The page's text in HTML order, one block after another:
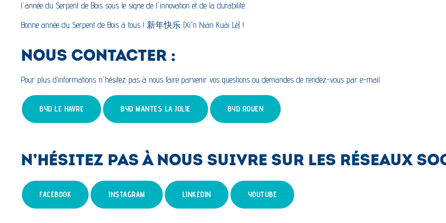
l'année du Serpent de Bois sous le signe de l'innovation et de la durabilité.
Bonne année du Serpent de Bois à tous ! 新年快乐 (Xīn Nián Kuài Lè) !
NOUS CONTACTER :
Pour plus d’informations n'hésitez pas à nous faire parvenir vos questions ou demandes de rendez-vous par e-mail.
BYD LE HAVRE BYD MANTES LA JOLIE BYD ROUEN
N’HÉSITEZ PAS À NOUS SUIVRE SUR LES RÉSEAUX
FACEBOOK INSTAGRAM LINKEDIN YOUTUBE